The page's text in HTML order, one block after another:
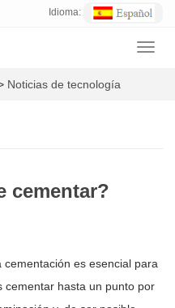
Idioma:
Noticias de tecnología
cementar?
es esencial para
cementar hasta un punto por